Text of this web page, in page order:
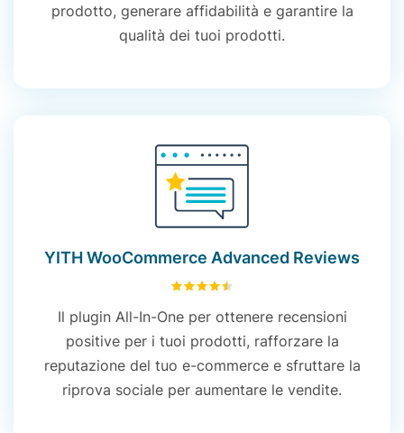
prodotto, generare affidabilità e garantire la
qualità dei tuoi prodotti.
YITH WooCommerce Advanced Reviews
Il plugin All-In-One per ottenere recensioni
positive per i tuoi prodotti, rafforzare la
reputazione del tuo e-commerce e sfruttare la
riprova sociale per aumentare le vendite.